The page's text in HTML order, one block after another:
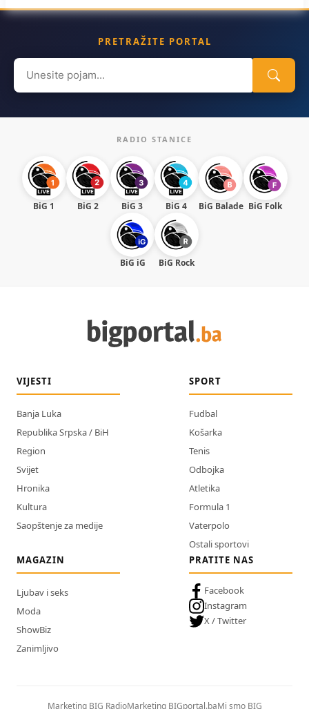
PRETRAŽITE PORTAL
Search
for:
RADIO STANICE
BiG 1 BiG 2 BiG 3 BiG 4 BiG Balade BiG Folk
BiG iG BiG Rock
VIJESTI
Banja Luka
Republika Srpska / BiH
Region
Svijet
Hronika
Kultura
Saopštenje za medije
SPORT
Fudbal
Košarka
Tenis
Odbojka
Atletika
Formula 1
Vaterpolo
Ostali sportovi
MAGAZIN
Ljubav i seks
Moda
ShowBiz
Zanimljivo
PRATITE NAS
Facebook
Instagram
X / Twitter
Marketing BIG RadioMarketing BIGportal.baMi smo BIG